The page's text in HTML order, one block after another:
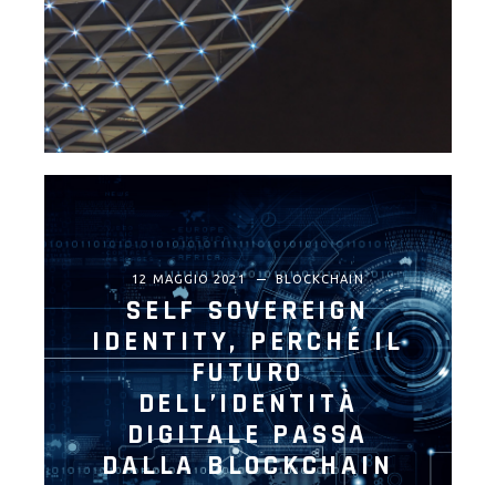
12 MAGGIO 2021 BLOCKCHAIN
SELF SOVEREIGN
IDENTITY, PERCHÉ IL
FUTURO
DELL’IDENTITÀ
DIGITALE PASSA
DALLA BLOCKCHAIN